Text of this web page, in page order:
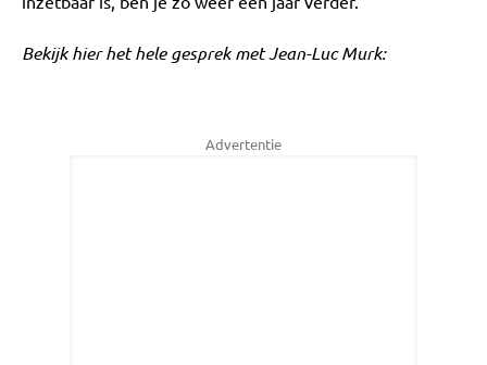
Bekijk hier het hele gesprek met Jean-Luc Murk:
Advertentie